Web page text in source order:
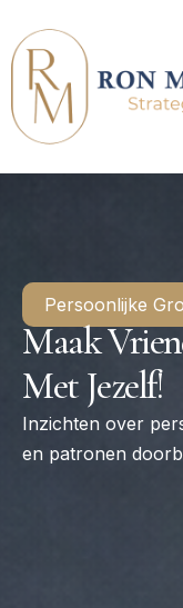
Persoonlijke
Maak
Met Jezelf!
Inzichten over
en patronen